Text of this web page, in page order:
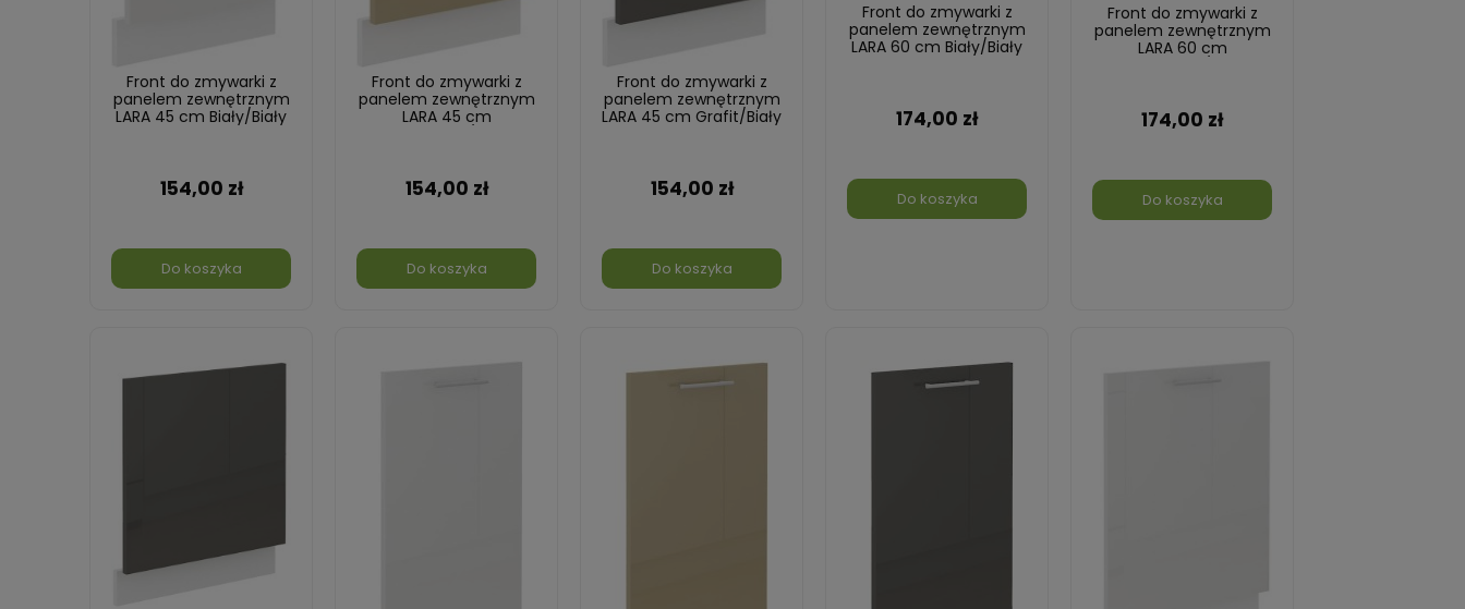
Front do zmywarki z
panelem zewnętrznym
LARA 45 cm Biały/Biały
154,00 zł
Do koszyka
Front do zmywarki z
panelem zewnętrznym
LARA 45 cm
154,00 zł
Do koszyka
Front do zmywarki z
panelem zewnętrznym
LARA 45 cm Grafit/Biały
154,00 zł
Do koszyka
Front do zmywarki z
panelem zewnętrznym
LARA 60 cm Biały/Biały
174,00 zł
Do koszyka
Front do zmywarki z
panelem zewnętrznym
LARA 60 cm
174,00 zł
Do koszyka